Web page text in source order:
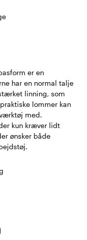
er en
har en normal talje
linning, som
lommer kan
med.
kun kræver lidt
ønsker både